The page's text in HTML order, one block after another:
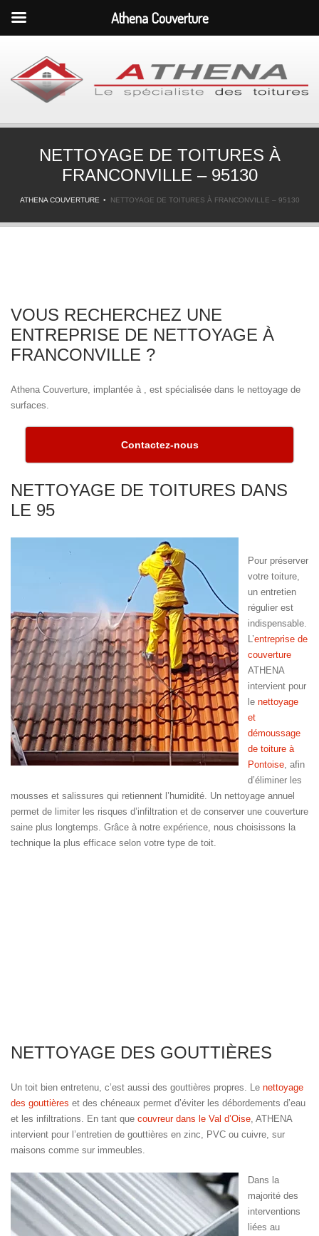
NETTOYAGE DE TOITURES À
FRANCONVILLE – 95130
ATHENA COUVERTURE NETTOYAGE DE TOITURES À FRANCONVILLE – 95130
VOUS RECHERCHEZ UNE
ENTREPRISE DE NETTOYAGE À
FRANCONVILLE ?
Athena Couverture, implantée à , est spécialisée dans le nettoyage de
surfaces.
Contactez-nous
NETTOYAGE DE TOITURES DANS
LE 95
Pour préserver
votre toiture,
un entretien
régulier est
indispensable.
L’entreprise de
couverture
ATHENA
intervient pour
le nettoyage
et
démoussage
de toiture à
Pontoise , afin
d’éliminer les
mousses et salissures qui retiennent l’humidité. Un nettoyage annuel
permet de limiter les risques d’infiltration et de conserver une couverture
saine plus longtemps. Grâce à notre expérience, nous choisissons la
technique la plus efficace selon votre type de toit.
NETTOYAGE DES GOUTTIÈRES
Un toit bien entretenu, c’est aussi des gouttières propres. Le nettoyage
des gouttières et des chéneaux permet d’éviter les débordements d’eau
et les infiltrations. En tant que couvreur dans le Val d’Oise, ATHENA
intervient pour l’entretien de gouttières en zinc, PVC ou cuivre, sur
maisons comme sur immeubles.
Dans la
majorité des
interventions
liées au
Athena Couverture